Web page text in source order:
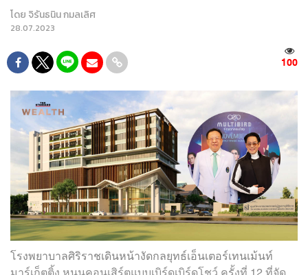
โดย จิรันธนิน กมลเลิศ
28.07.2023
100
โรงพยาบาลศิริราชเดินหน้างัดกลยุทธ์เอ็นเตอร์เทนเม้นท์
มาร์เก็ตติ้ง หนุนคอนเสิร์ตแบบเบิร์ดเบิร์ดโชว์ ครั้งที่ 12 ที่จัด